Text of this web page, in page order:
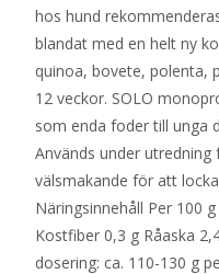
hos hund
blandat med en helt ny
quinoa, bovete, polenta,
12 veckor. SOLO
som enda foder till unga
Används under utredning
välsmakande för att
Näringsinnehåll Per 100
Kostfiber 0,3 g Råaska
dosering: ca. 110-130 g